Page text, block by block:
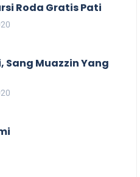
Roda Gratis Pati
Sang Muazzin Yang